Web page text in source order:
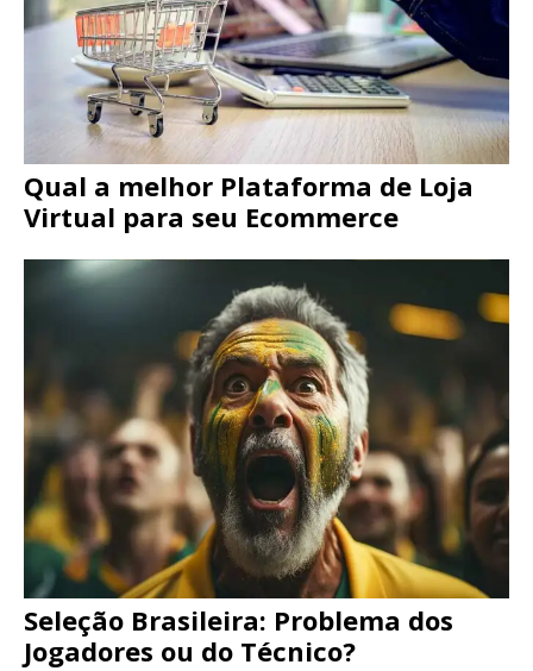
Qual a melhor Plataforma de Loja
Virtual para seu Ecommerce
Seleção Brasileira: Problema dos
Jogadores ou do Técnico?